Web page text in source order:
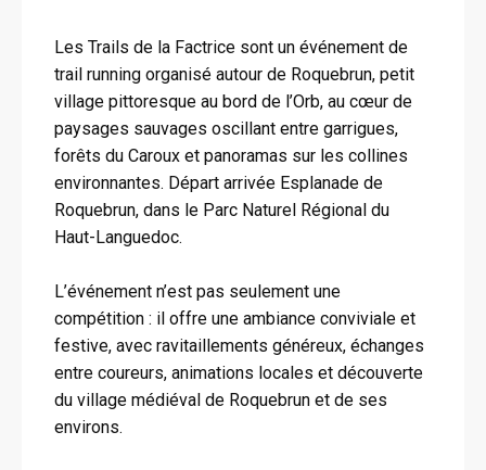
Les Trails de la Factrice sont un événement de
trail running organisé autour de Roquebrun, petit
village pittoresque au bord de l’Orb, au cœur de
paysages sauvages oscillant entre garrigues,
forêts du Caroux et panoramas sur les collines
environnantes. Départ arrivée Esplanade de
Roquebrun, dans le Parc Naturel Régional du
Haut-Languedoc.
L’événement n’est pas seulement une
compétition : il offre une ambiance conviviale et
festive, avec ravitaillements généreux, échanges
entre coureurs, animations locales et découverte
du village médiéval de Roquebrun et de ses
environs.